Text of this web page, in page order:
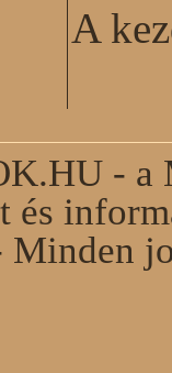
A
- a
és